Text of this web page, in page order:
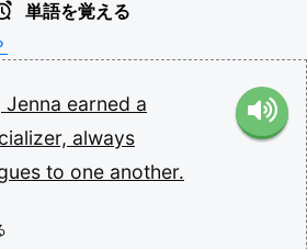
単語を覚える
Jenna earned a
always
to one another.